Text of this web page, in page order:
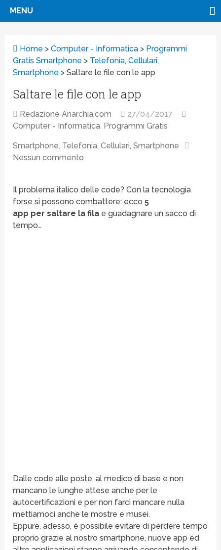
MENU
Home >Computer - Informatica > Programmi
Gratis Smartphone > Telefonia, Cellulari,
Smartphone >Saltare le file con le app
Saltare le file con le app
Redazione Anarchia.com
27/04/2017
Computer - Informatica, Programmi Gratis
Smartphone, Telefonia, Cellulari, Smartphone
Nessun commento
Il problema italico delle code? Con la tecnologia
forse si possono combattere: ecco5
app per saltare la fila e guadagnare un sacco di
tempo…
Dalle code alle poste, al medico di base e non
mancano le lunghe attese anche per le
autocertificazioni e per non farci mancare nulla
mettiamoci anche le mostre e musei.
Eppure, adesso, è possibile evitare di perdere tempo
proprio grazie al nostro smartphone, nuove app ed